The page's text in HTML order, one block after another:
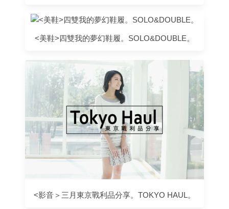
<美鞋>四雙我的夢幻鞋履。SOLO&DOUBLE。
<影音＞三月東京戰利品分享。TOKYO HAUL。